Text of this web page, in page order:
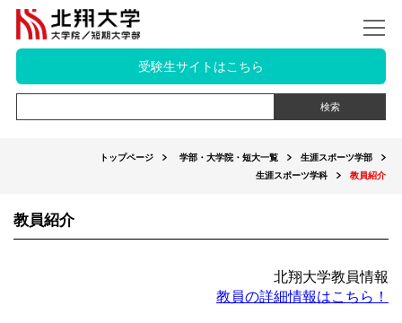
受験生サイトはこちら
トップページ 学部・大学院・短大一覧
生涯スポーツ学部
生涯スポーツ学科
教員紹介
教員紹介
北翔大学教員情報
教員の詳細情報はこちら！